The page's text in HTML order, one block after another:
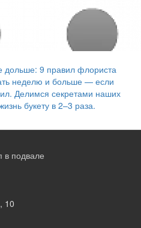
дольше: 9 правил флориста
неделю и больше — если
Делимся секретами наших
букету в 2–3 раза.
10